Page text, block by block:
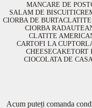
MANCARE DE POST
SALAM DE BISCUITI
CIORBA DE BURTACLATITE
CIORBA
CLATITE
CARTOFI LA CUPTOR
CHEESECAKETORT
CIOCOLATA DE
Acum puteți comanda